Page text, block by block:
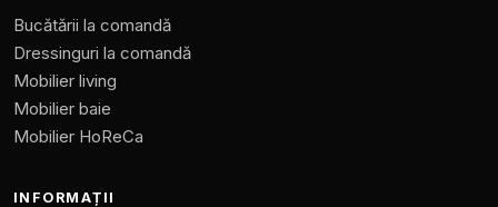
Bucătării la comandă
Dressinguri la comandă
Mobilier living
Mobilier baie
Mobilier HoReCa
INFORMAȚII